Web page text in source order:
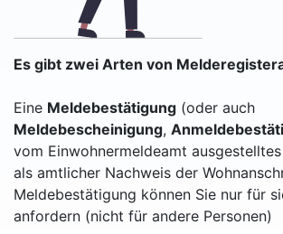
Es gibt zwei Arten von
Eine Meldebestätigung (oder auch
Meldebescheinigung,
vom Einwohnermeldeamt
als amtlicher Nachweis der
Meldebestätigung können Sie nur für
anfordern (nicht für andere Personen)